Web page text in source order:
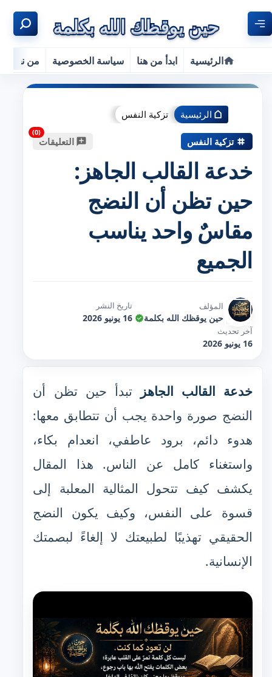
الرئيسية ابدأ من هنا سياسة الخصوصية من نحن
الرئيسية تزكية النفس
تزكية النفس التعليقات
خدعة القالب الجاهز:
حين تظن أن النضج
مقاسٌ واحد يناسب
الجميع
المؤلف
حين يوقظك الله بكلمة
تاريخ النشر
16 يونيو 2026
آخر تحديث
16 يونيو 2026
خدعة القالب الجاهز
تبدأ حين تظن أن
النضج صورة واحدة يجب أن تتطابق معها:
هدوء دائم، برود عاطفي، انعدام بكاء،
واستغناء كامل عن الناس. هذا المقال
يكشف كيف تتحول المثالية المعلبة إلى
قسوة على النفس، وكيف يكون النضج
الحقيقي تهذيبًا لطبيعتك لا إلغاءً لبصمتك
الإنسانية.